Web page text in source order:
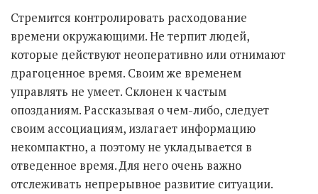
Стремится контролировать расходование
времени окружающими. Не терпит людей,
которые действуют неоперативно или отнимают
драгоценное время. Своим же временем
управлять не умеет. Склонен к частым
опозданиям. Рассказывая о чем-либо, следует
своим ассоциациям, излагает информацию
некомпактно, а поэтому не укладывается в
отведенное время. Для него очень важно
отслеживать непрерывное развитие ситуации.